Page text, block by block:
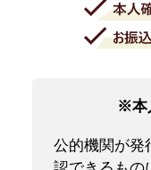
※本
公的機関が発